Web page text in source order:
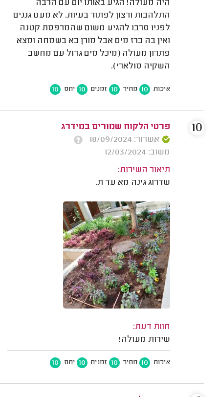
היה מעולה! הגיע באותו יום עם הרבה
התלהבות ורצון לפתור בעיות. לא מעט גננים
לפניו סרבו להגיע משום שהמרפסת קטנה
ואין בה ברז מים אבל מורן בא בשמחה ומצא
פתרון מעולה (מיכל מים גדול עם מחשב
השקיה סולארי).
איכות 10 מחיר 10 זמנים 10 יחס 10
פרטי הלקוח שמורים במידרג
אשרור: 18/09/2024
משוב: 12/03/2024
תיאור השירות:
שדרוג גינה מא עד ת.
חוות דעת:
שירות מעולה!
איכות 10 מחיר 10 זמנים 10 יחס 10
10